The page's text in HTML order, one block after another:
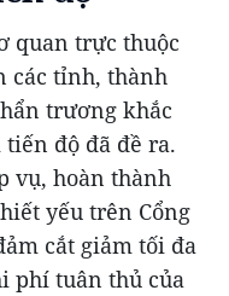
quan trực thuộc
các tỉnh, thành
trương khắc
độ đã đề ra.
vụ, hoàn thành
yếu trên Cổng
cắt giảm tối đa
phí tuân thủ của